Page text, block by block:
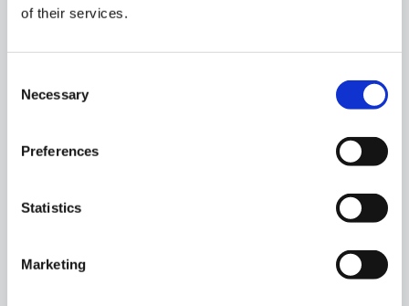
of their services.
Selection
Necessary
Preferences
Statistics
Marketing
Un’esperienza suggestiva tra le vie illuminate
di Ningbo, dove la città si anima al calare del
bancarelle ricche di curiosità accompagnano
la passeggiata, regalando un mix autentico di
tradizione e modernità che permette di
scoprire la vita notturna locale in tutto il suo